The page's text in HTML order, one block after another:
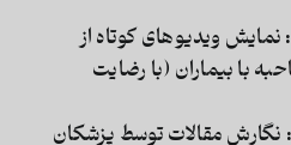
نمایش ویدیوهای کوتاه از
با بیماران (با رضایت
نگارش مقالات توسط پزشکان